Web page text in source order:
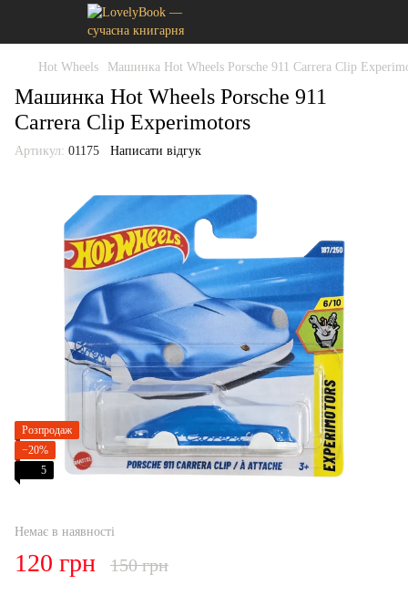
Hot Wheels Машинка Hot Wheels Porsche 911 Carrera Clip
Машинка Hot Wheels Porsche 911
Carrera Clip Experimotors
Артикул: 01175 Написати відгук
Розпродаж
−20%
5
Немає в наявності
120 грн 150 грн